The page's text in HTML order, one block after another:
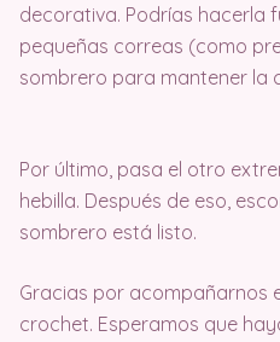
decorativa. Podrías hacerla
pequeñas correas (como
sombrero para mantener la
Por último, pasa el otro
hebilla. Después de eso,
sombrero está listo.
Gracias por acompañarnos
crochet. Esperamos que